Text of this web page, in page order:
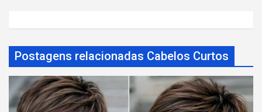
ã
o
d
e
P
Postagens relacionadas Cabelos Curtos